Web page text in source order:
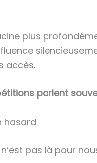
plus
accès.
parlent
hasard
pas là pour